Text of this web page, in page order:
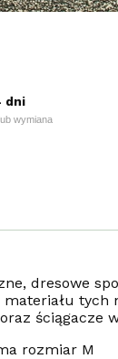
dni
wymiana
dresowe
ściągacze
rozmiar M